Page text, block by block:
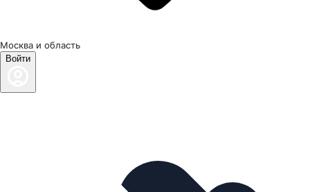
Москва и область
Войти